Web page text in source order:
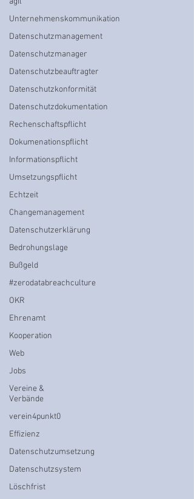
Unternehmenskommunikation
Datenschutzmanagement
Datenschutzmanager
Datenschutzbeauftragter
Datenschutzkonformität
Datenschutzdokumentation
Rechenschaftspflicht
Dokumenationspflicht
Informationspflicht
Umsetzungspflicht
Echtzeit
Changemanagement
Datenschutzerklärung
Bedrohungslage
Bußgeld
#zerodatabreachculture
OKR
Ehrenamt
Kooperation
Web
Jobs
Vereine &
Verbände
verein4punkt0
Effizienz
Datenschutzumsetzung
Datenschutzsystem
Löschfrist